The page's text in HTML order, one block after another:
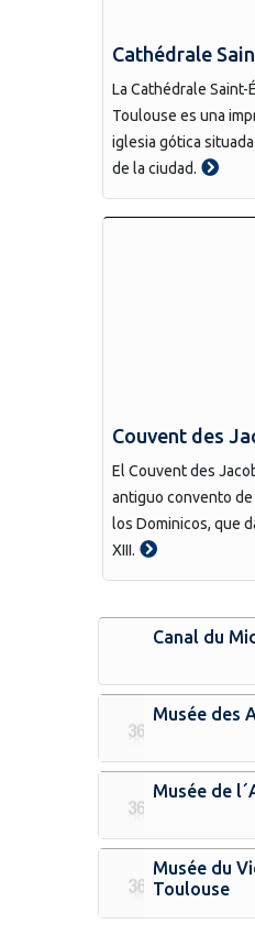
Cathédrale
La Cathédrale Saint-
Toulouse es una
iglesia gótica
de la ciudad.
Couvent des
El Couvent des
antiguo convento
los Dominicos, que
XIII.
Canal du
Musée des
Musée de
Musée du
Toulouse